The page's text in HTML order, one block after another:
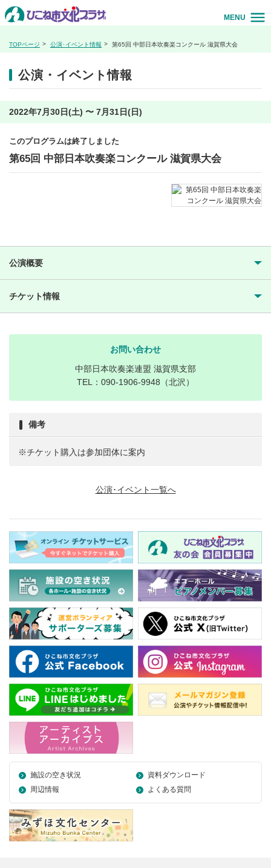
MENU
TOPページ 公演･イベント情報 第65回 中部日本吹奏楽コンクール 滋賀県大会
公演・イベント情報
2022年7月30日(土) 〜 7月31日(日)
このプログラムは終了しました
第65回 中部日本吹奏楽コンクール 滋賀県大会
公演概要
チケット情報
お問い合わせ
中部日本吹奏楽連盟 滋賀県支部
TEL：090-1906-9948（北沢）
備考
※チケット購入は参加団体に案内
公演･イベント一覧へ
施設の空き状況
資料ダウンロード
周辺情報
よくある質問